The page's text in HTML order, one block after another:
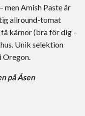
men Amish Paste är
allround-tomat
kärnor (bra för dig –
Unik selektion
Oregon.
på Åsen